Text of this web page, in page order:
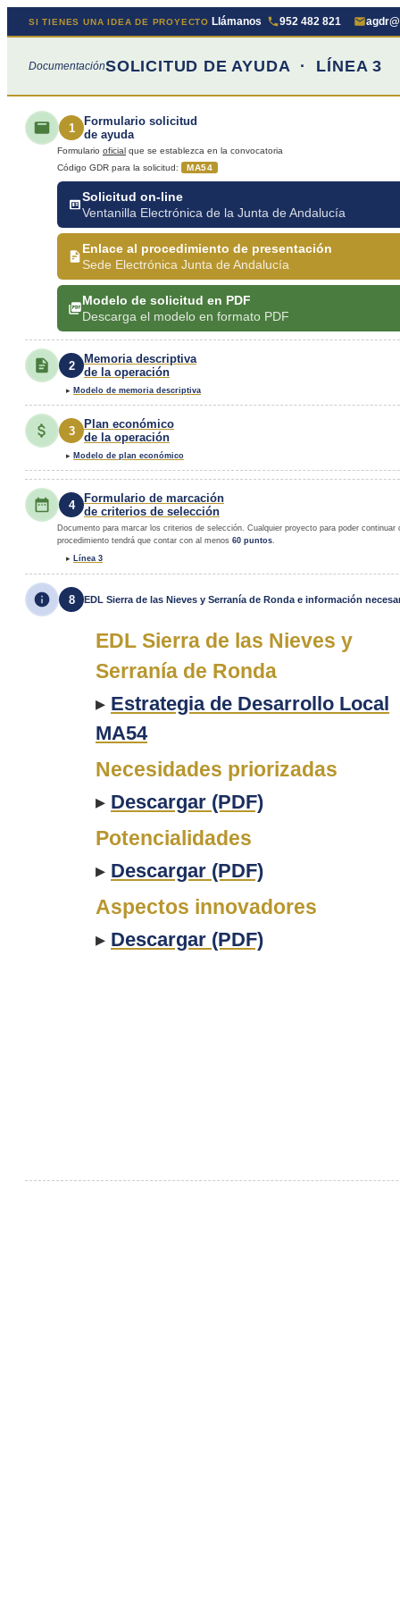
SI TIENES UNA IDEA DE PROYECTO Llámanos 952 482 821
DocumentaciónSOLICITUD DE AYUDA · LÍNEA 3
1
Formulario solicitud
de ayuda
Formulario oficial que se establezca en la convocatoria
Código GDR para la solicitud:
MA54
Solicitud on-line
Ventanilla Electrónica de la Junta de Andalucía
Enlace al procedimiento de presentación
Sede Electrónica Junta de Andalucía
Modelo de solicitud en PDF
Descarga el modelo en formato PDF
2
Memoria descriptiva
de la operación
▸ Modelo de memoria descriptiva
3
Plan económico
de la operación
▸ Modelo de plan económico
4
Formulario de marcación
de criterios de selección
Documento para marcar los criterios de selección. Cualquier proyecto para poder continuar
procedimiento tendrá que contar con al menos 60 puntos
▸ Línea 3
8 EDL Sierra de las Nieves y Serranía de Ronda e información
EDL Sierra de las Nieves y
Serranía de Ronda
▸ Estrategia de Desarrollo Local
MA54
Necesidades priorizadas
▸ Descargar (PDF)
Potencialidades
▸ Descargar (PDF)
Aspectos innovadores
▸ Descargar (PDF)